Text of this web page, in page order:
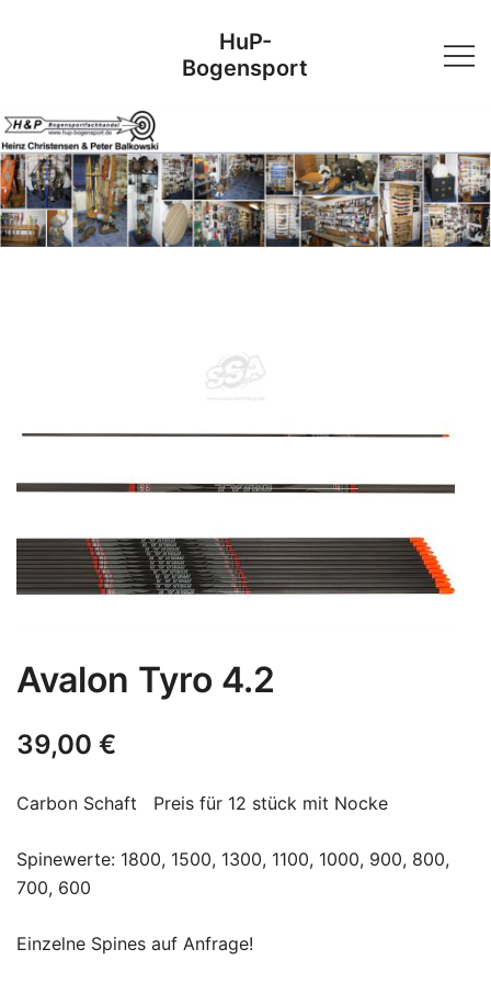
HuP-
Bogensport
Avalon Tyro 4.2
39,00 €
Carbon Schaft Preis für 12 stück mit Nocke
Spinewerte: 1800, 1500, 1300, 1100, 1000, 900, 800,
700, 600
Einzelne Spines auf Anfrage!